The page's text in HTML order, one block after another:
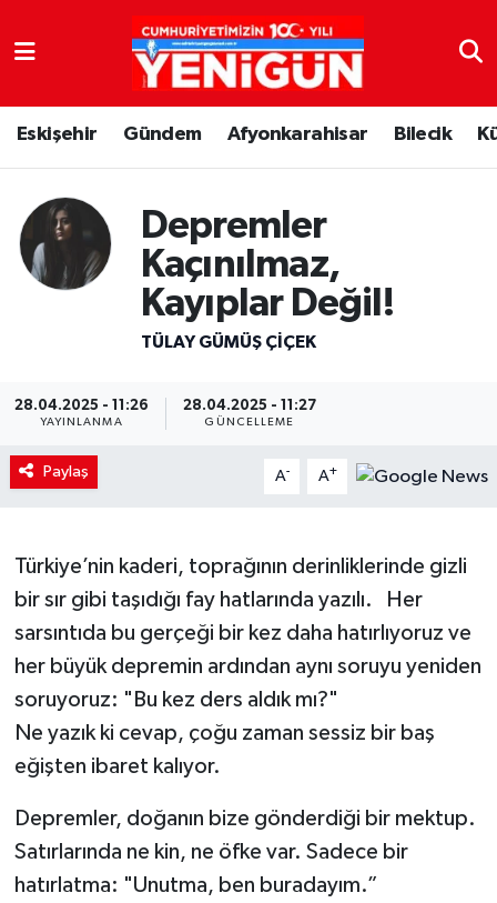
Eskişehir Gündem Afyonkarahisar Bilecik
Depremler
Kaçınılmaz,
Kayıplar Değil!
TÜLAY GÜMÜŞ ÇIÇEK
28.04.2025 - 11:26
YAYINLANMA
28.04.2025 - 11:27
GÜNCELLEME
Paylaş A- A+
Türkiye’nin kaderi, toprağının derinliklerinde gizli
bir sır gibi taşıdığı fay hatlarında yazılı. Her
sarsıntıda bu gerçeği bir kez daha hatırlıyoruz ve
her büyük depremin ardından aynı soruyu yeniden
soruyoruz: "Bu kez ders aldık mı?"
Ne yazık ki cevap, çoğu zaman sessiz bir baş
eğişten ibaret kalıyor.
Depremler, doğanın bize gönderdiği bir mektup.
Satırlarında ne kin, ne öfke var. Sadece bir
hatırlatma: "Unutma, ben buradayım.”
Nöbetçi Eczaneler
Hava Durumu
Trafik Durumu
Süper Lig Puan Durumu ve Fikstür
Tüm Manşetler
Haber Arşivi